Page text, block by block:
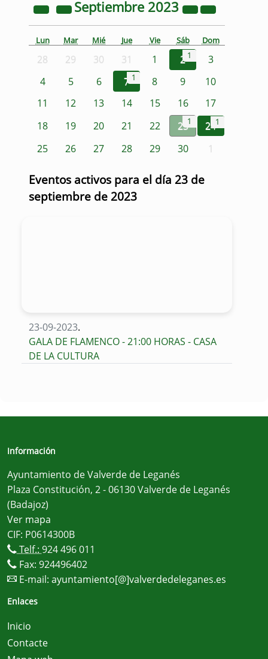
Septiembre 2023
Lun Mar Mié Jue Vie Sáb Dom
28 29 30 31 1 2 1
3
4
5 6 7 1 8 9
10
11
12 13 14 15 16
17
18
19 20 21 22 231 241
25 26 27 28 29 30 1
Eventos activos para el día 23 de
septiembre de 2023
23-09-2023.
GALA DE FLAMENCO - 21:00 HORAS - CASA
DE LA CULTURA
Información
Ayuntamiento de Valverde de Leganés
Plaza Constitución, 2 - 06130 Valverde de Leganés
(Badajoz)
Ver mapa
CIF: P0614300B
Telf.: 924 496 011
Fax: 924496402
E-mail: ayuntamiento[@]valverdedeleganes.es
Enlaces
Inicio
Contacte